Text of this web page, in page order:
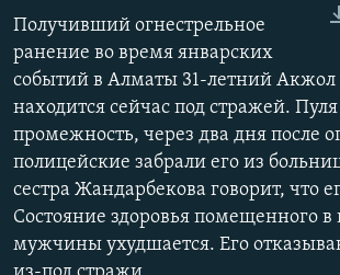
720p
Получивший огнестрельное
ранение во время январских
событий в Алматы 31-летний
находится сейчас под стражей.
промежность, через два дня после
полицейские забрали его из
сестра Жандарбекова говорит, что
Состояние здоровья помещенного в
мужчины ухудшается. Его